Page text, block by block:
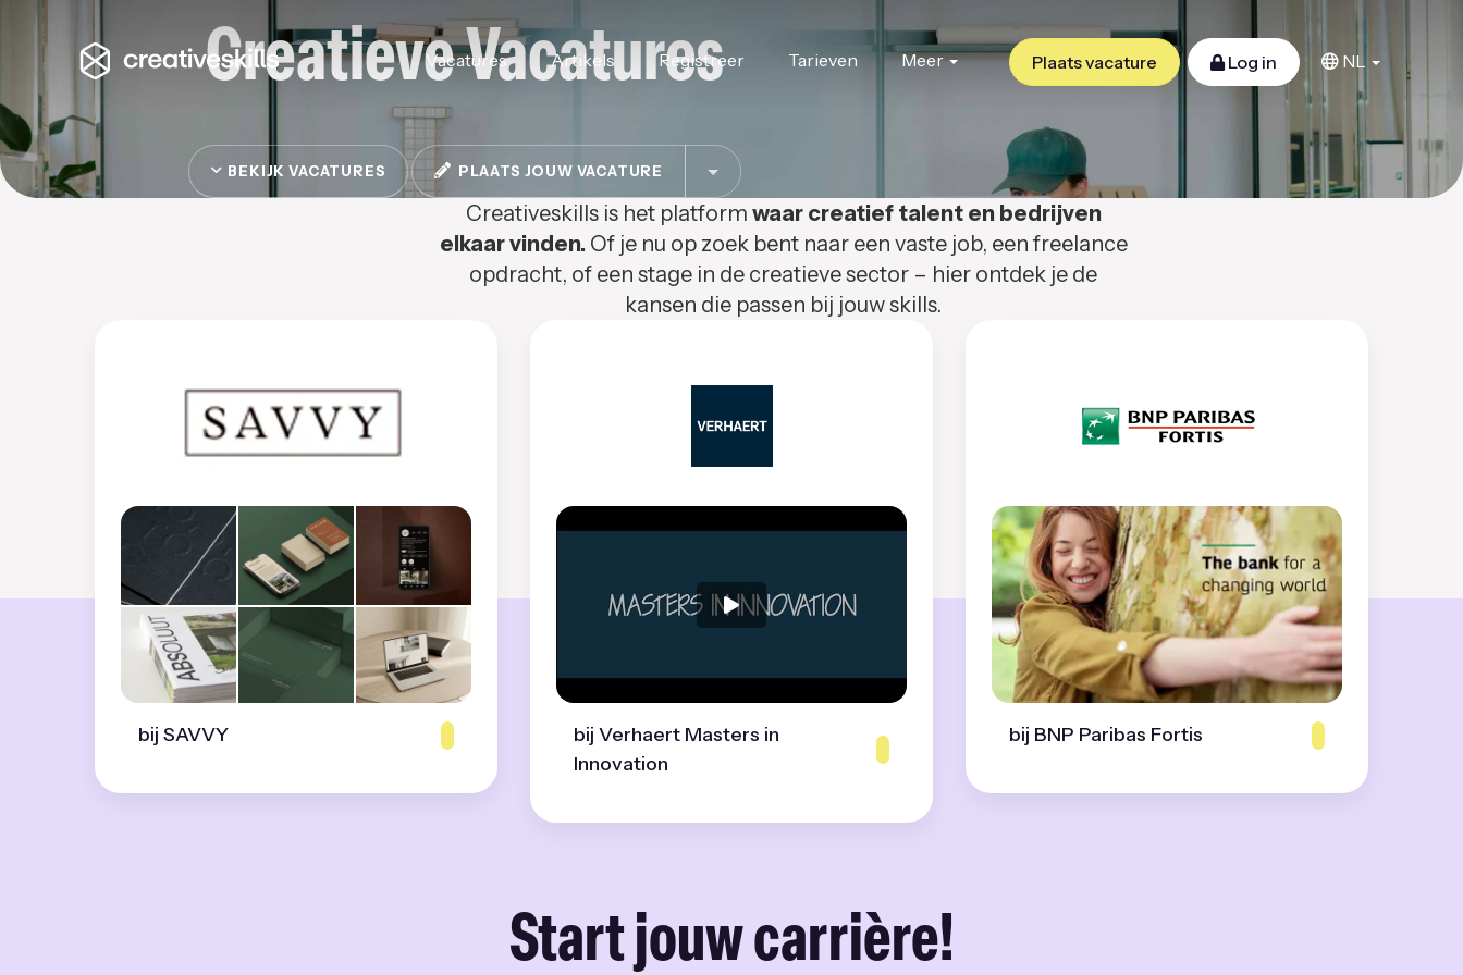
Vacatures Artikels Registreer Tarieven Meer Plaats vacature Log in NL
Creatieve Vacatures
BEKIJK VACATURES PLAATS JOUW VACATURE
Creativeskills is het platform waar creatief talent en bedrijven
elkaar vinden. Of je nu op zoek bent naar een vaste job, een freelance
opdracht, of een stage in de creatieve sector – hier ontdek je de
kansen die passen bij jouw skills.
bij SAVVY
bij Verhaert Masters in
Innovation
bij BNP Paribas Fortis
Start jouw carrière!